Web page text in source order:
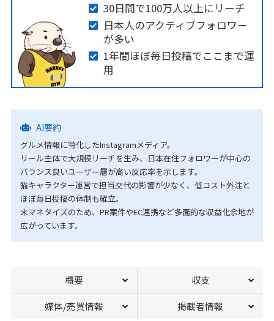
30日間で100万人以上にリーチ
日本人のアクティブフォロワー
が多い
1年間ほぼ毎日投稿でここまで運
用
AI要約
グルメ情報に特化したInstagramメディア。
リール主体で大規模リーチを生み、日本在住フォロワーが中心の
バランス良いユーザー層が高い反応率を示します。
猫キャラクター運営で担当交代の影響が少なく、低コスト外注と
ほぼ毎日投稿の体制も確立。
未マネタイズのため、PR案件やEC連携など多面的な収益化余地が
広がっています。
概要 収支
媒体/売買情報 掲載者情報